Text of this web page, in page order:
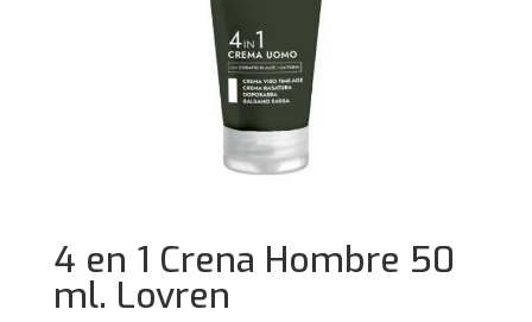
4 en 1 Crena Hombre 50
ml. Lovren